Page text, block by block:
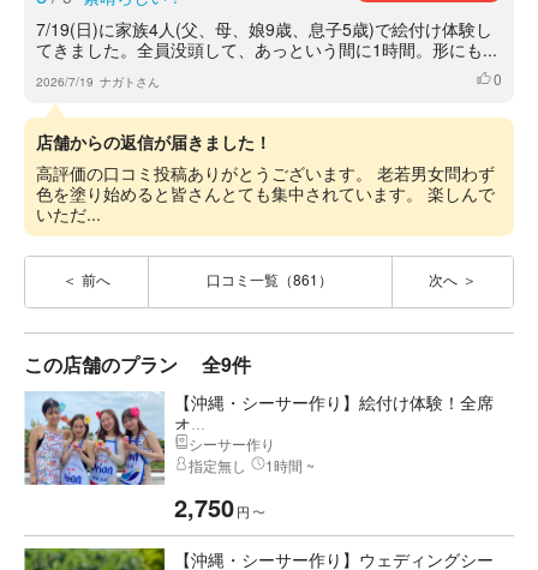
7/19(日)に家族4人(父、母、娘9歳、息子5歳)で絵付け体験し
てきました。全員没頭して、あっという間に1時間。形にも...
2026/7/19 ナガトさん いいね
0
店舗からの返信が届きました！
高評価の口コミ投稿ありがとうございます。 老若男女問わず
色を塗り始めると皆さんとても集中されています。 楽しんで
いただ...
前へ 口コミ一覧（861） 次へ
この店舗のプラン 全9件
【沖縄・シーサー作り】絵付け体験！全席
オ...
シーサー作り
指定無し
1時間 ~
2,750円 〜
【沖縄・シーサー作り】ウェディングシー